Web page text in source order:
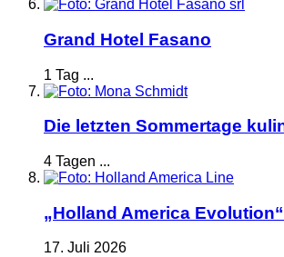
Grand Hotel Fasano
1 Tag ...
Die letzten Sommertage
4 Tagen ...
„Holland America
17. Juli 2026